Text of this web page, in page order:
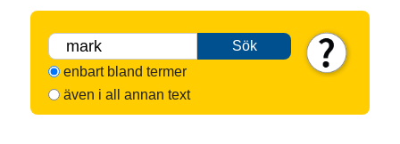
Sök
enbart bland termer
även i all annan text